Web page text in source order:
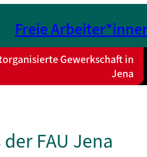
Freie
Gewerkschaft in
Jena
FAU Jena